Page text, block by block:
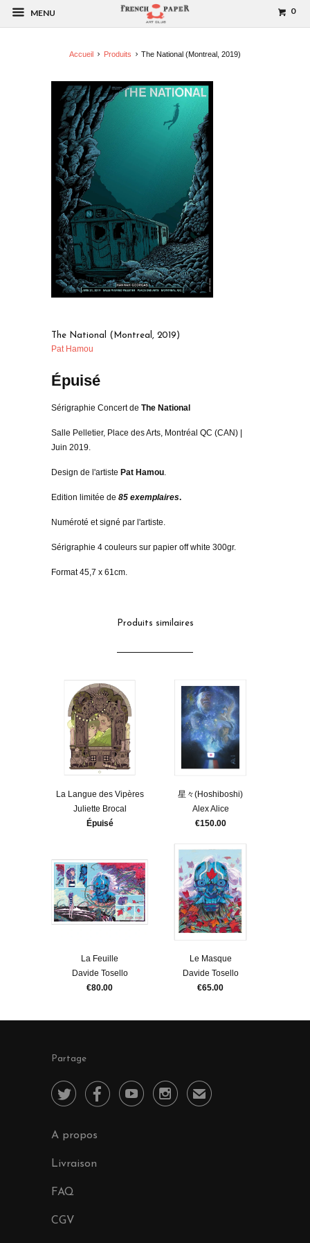
MENU 0
Accueil Produits The National (Montreal, 2019)
The National (Montreal, 2019)
Pat Hamou
Épuisé
Sérigraphie Concert de The National
Salle Pelletier, Place des Arts, Montréal QC (CAN) |
Juin 2019.
Design de l'artiste Pat Hamou
Edition limitée de 85 exemplaires.
Numéroté et signé par l'artiste.
Sérigraphie 4 couleurs sur papier off white 300gr.
Format 45,7 x 61cm.
Produits similaires
La Langue des Vipères
Juliette Brocal
Épuisé
星々(Hoshiboshi)
Alex Alice
€150.00
La Feuille
Davide Tosello
€80.00
Le Masque
Davide Tosello
€65.00
Partage
    ✉
A propos
Livraison
FAQ
CGV